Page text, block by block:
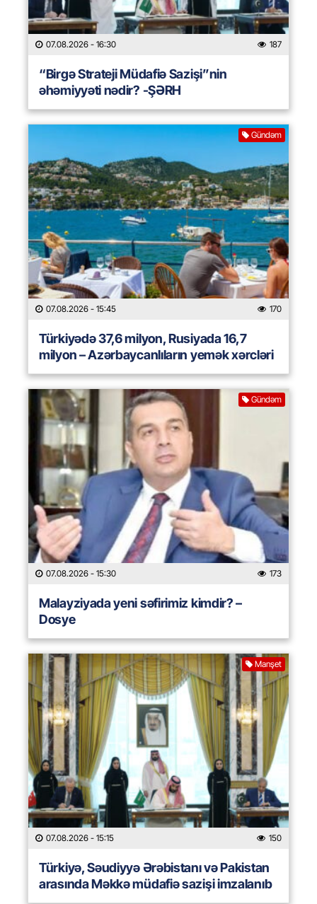
07.08.2026 - 16:30 187
“Birgə Strateji Müdafiə Sazişi”nin
əhəmiyyəti nədir? -ŞƏRH
Gündəm
07.08.2026 - 15:45 170
Türkiyədə 37,6 milyon, Rusiyada 16,7
milyon – Azərbaycanlıların yemək xərcləri
Gündəm
07.08.2026 - 15:30 173
Malayziyada yeni səfirimiz kimdir? –
Dosye
Manşet
07.08.2026 - 15:15 150
Türkiyə, Səudiyyə Ərəbistanı və Pakistan
arasında Məkkə müdafiə sazişi imzalanıb